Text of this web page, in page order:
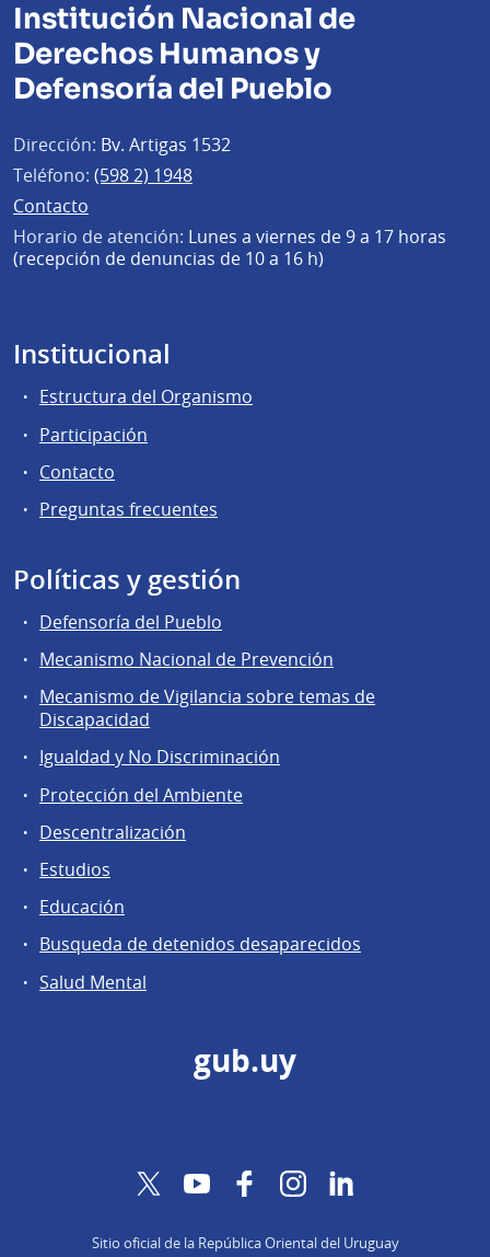
Institución Nacional de
Derechos Humanos y
Defensoría del Pueblo
Dirección: Bv. Artigas 1532
Teléfono: (598 2) 1948
Contacto
Horario de atención: Lunes a viernes de 9 a 17 horas
(recepción de denuncias de 10 a 16 h)
Institucional
Estructura del Organismo
Participación
Contacto
Preguntas frecuentes
Políticas y gestión
Defensoría del Pueblo
Mecanismo Nacional de Prevención
Mecanismo de Vigilancia sobre temas de
Discapacidad
Igualdad y No Discriminación
Protección del Ambiente
Descentralización
Estudios
Educación
Busqueda de detenidos desaparecidos
Salud Mental
gub.uy
TwitterYouTubeFacebookInstagram
Sitio oficial de la República Oriental del Uruguay